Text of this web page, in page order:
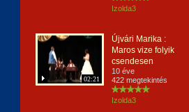
Izolda3
02:21
Újvári Marika :
Maros vize folyik
csendesen
10 éve
422 megtekintés
Izolda3